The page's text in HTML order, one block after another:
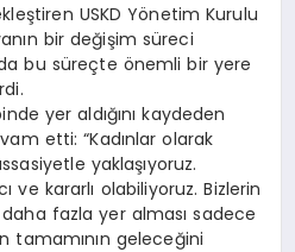
USKD Yönetim Kurulu
bir değişim süreci
da bu süreçte önemli bir yere
yer aldığını kaydeden
etti: “Kadınlar olarak
yaklaşıyoruz.
ve kararlı olabiliyoruz. Bizlerin
fazla yer alması sadece
tamamının geleceğini